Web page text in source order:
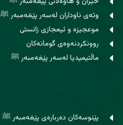
وتەی ناوداران لەسەر پێغەمبەر ﷺ
موعجیزە و ئیعجازی زانستی
روونکردنەوەی گومانەکان
ماڵتیمیدیا لەسەر پێغەمبەر ﷺ
پێنوسه‌كان ده‌رباره‌ی پێغەمبەر ﷺ